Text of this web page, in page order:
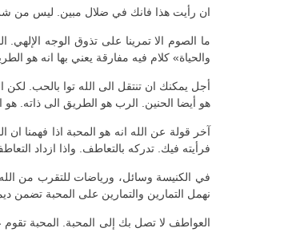
ان رأيت هذا فانك في ضلال مبين. ليس من
ما الصوم الا تمرينا على تذوق الوجه
والحياة» كلام فيه مفارقة يعني بها انه هو
أجل يمكنك ان تنتقل الى الله توا بالحب. لكن
هو أيضا الحنين. الرب هو الطريق الى ذاته. هو
آخر قولة عن الله انه هو المحبة اذا فهمنا
فرأيته فيك. تدركه بالتعاطف. واذا ازداد
في الكنيسة وسائل، ورياضات للتقرب من الله
نهمل التمارين والتمارين على المحبة تضمن
العواطف لا تصل بك إلى المحبة. المحبة